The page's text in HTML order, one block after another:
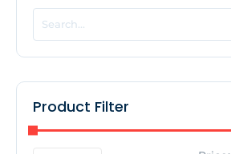
EDITOR'S PICK
No Posts Found!
Product Filter